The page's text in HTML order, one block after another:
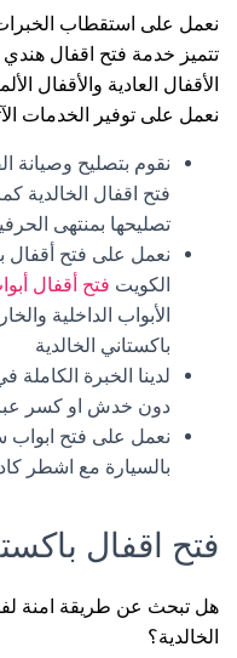
نعمل على استقطاب
تتميز خدمة فتح اقفال هندي
الأقفال العادية والأقفال
نعمل على توفير الخدمات
نقوم بتصليح وصيانة
فتح اقفال الخالدية
تصليحها بمنتهى
نعمل على فتح أقفال
الكويت فتح أقفال
الأبواب الداخلية
باكستاني الخالدية
لدينا الخبرة الكاملة
دون خدش او كسر عبر
نعمل على فتح ابواب
بالسيارة مع اشطر
فتح اقفال
هل تبحث عن طريقة امنة
الخالدية؟